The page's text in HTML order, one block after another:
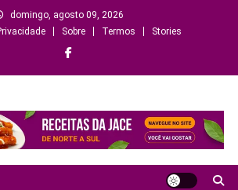
domingo, agosto 09, 2026
Sobre Termos Stories
histórias e
momentos